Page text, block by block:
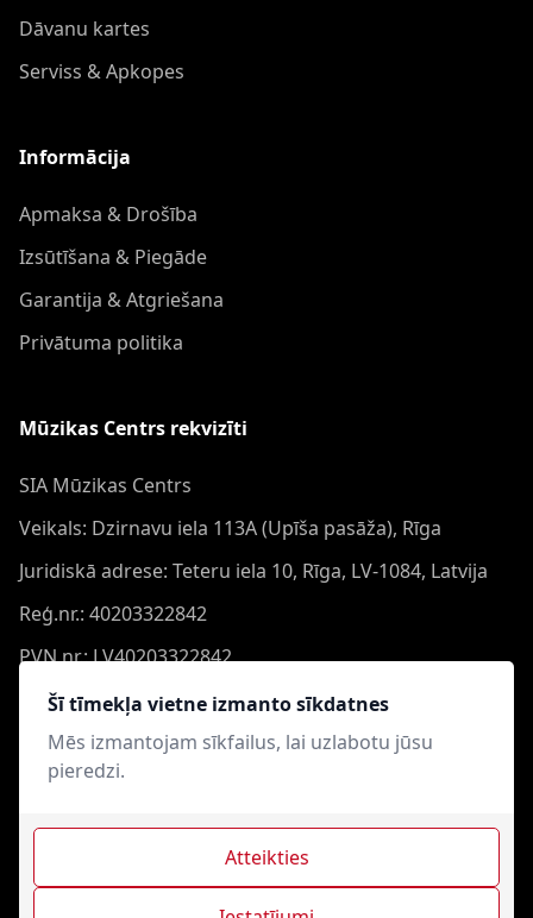
Šī tīmekļa vietne izmanto sīkdatnes
Mēs izmantojam sīkfailus, lai uzlabotu jūsu
pieredzi.
Atteikties
Dāvanu kartes
Serviss & Apkopes
Informācija
Apmaksa & Drošība
Izsūtīšana & Piegāde
Garantija & Atgriešana
Privātuma politika
Mūzikas Centrs rekvizīti
SIA Mūzikas Centrs
Veikals: Dzirnavu iela 113A (Upīša pasāža), Rīga
Juridiskā adrese: Teteru iela 10, Rīga, LV-1084, Latvija
Reģ.nr.: 40203322842
PVN nr.: LV40203322842
Banka: Swedbank AS
Konts: LV44HABA0551050864473
Swift: HABALV22